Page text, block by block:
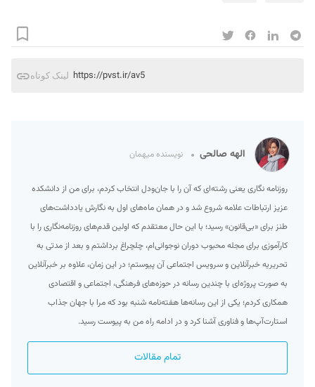
لینک کوتاه https://pvst.ir/av5
الهه صالحی نویسنده میهمان
روزنامه نگاری یعنی رشته‌ای که آن را با جان‌ودل انتخاب کردم، برای من از دانشکده
عزیز ارتباطات علامه شروع شد و در همان ماه‌های اول به نگارش یادداشت‌های
طنز برای «بی‌قانون» رسید؛ با این حال معتقدم که اولین قدم‌های روزنامه‌نگاری را با
کارآموزی برای مجله محبوب دوران نوجوانی‌ام، چلچراغ برداشتم و بعد از مدتی به
تحریریه خبرآنلاین و سرویس اجتماعی آن پیوستم؛ در این زمان، علاوه بر خبرآنلاین
به صورت پروژه‌ای با چندین رسانه در حوزه‌های فرهنگی، اجتماعی و اقتصادی
همکاری کردم؛ یکی از این رسانه‌ها هفته‌نامه شنبه بود که مرا با جهان جذاب
استارت‌آپ‌ها و فناوری آشنا کرد و در ادامه راه من به پیوست رسید.
تمام مقالات